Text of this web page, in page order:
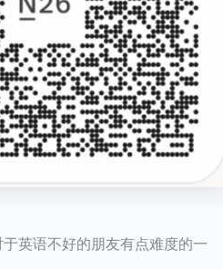
英语不好的朋友有点难度的一